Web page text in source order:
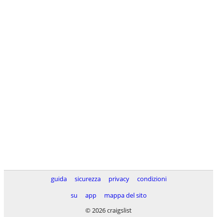
guida sicurezza privacy
condizioni
su
app
mappa del sito
© 2026 craigslist